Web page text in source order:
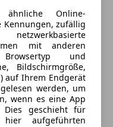
ähnliche Online-
Kennungen, zufällig
mit anderen
und
Bildschirmgröße,
auf Ihrem Endgerät
werden, um
wenn es eine App
geschieht für
aufgeführten